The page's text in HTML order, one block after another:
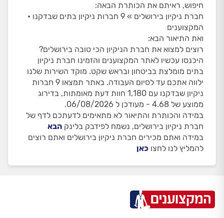
חיפוש, ראיתם את הכותרת הבאה:
חברת ניקיון בירושלים » 9 חברות ניקיון בתים שבדקנו •
המקצוענים
ואת התיאור הבא:
רוצים למצוא את חברת הניקיון הכי טובה בירושלים?
היכנסו עכשיו לאתר המקצוענים והזמינו חברת ניקיון
בתים מומלצת בביטחון ובראש שקט. מוקד השירות שלנו
ילווה אתכם עד לסיום העבודה. באתר תמצאו 9 חברות
ניקיון שבדקנו עם 1,180 חוות דעת מאומתות, בדירוג
ממוצע של 4.68 - מעודכן ל 06/08/2026.
במידה והכותרת והתיאור לא מתאימים לדעתכם לדף של
חברת ניקיון בירושלים, נשמח לפידבק בלינק הבא
במידה ואתם מכירים חברת ניקיון בירושלים ואתם רוצים
להמליץ לנו לחצו כאן